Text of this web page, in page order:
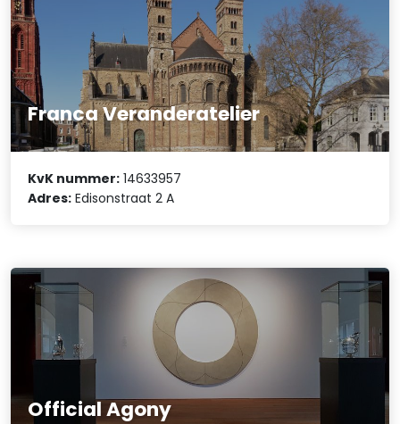
Franca Veranderatelier
KvK nummer: 14633957
Adres: Edisonstraat 2 A
Official Agony